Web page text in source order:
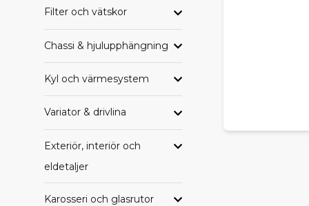
Filter och vätskor
Chassi & hjulupphängning
Kyl och värmesystem
Variator & drivlina
Exteriör, interiör och
eldetaljer
Karosseri och glasrutor